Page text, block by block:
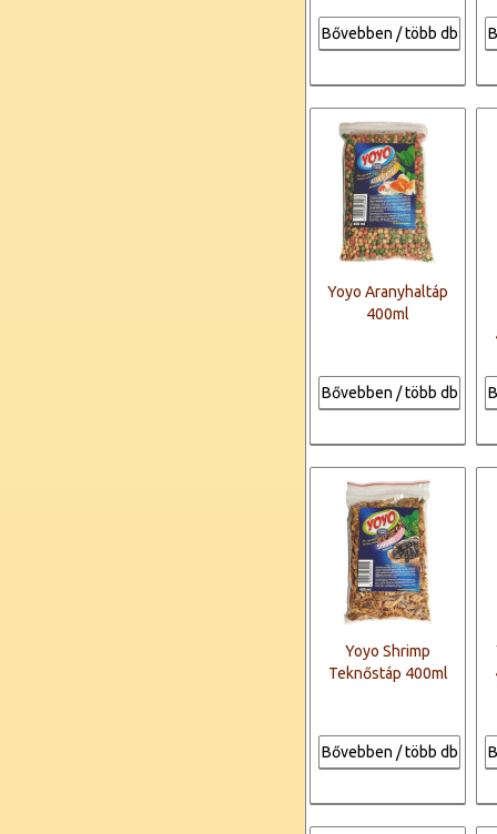
Bővebben / több db
Yoyo Aranyhaltáp
400ml
Bővebben / több db
Yoyo Shrimp
Teknőstáp 400ml
Bővebben / több db